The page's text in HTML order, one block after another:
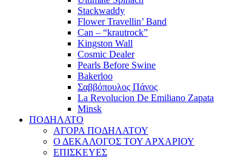
Stackwaddy
Flower Travellin’ Band
Can – “krautrock”
Kingston Wall
Cosmic Dealer
Pearls Before Swine
Bakerloo
Σαββόπουλος Πάνος
La Revolucion De Emiliano Zapata
Minsk
ΠΟΔΗΛΑΤΟ
ΑΓΟΡΑ ΠΟΔΗΛΑΤΟΥ
Ο ΔΕΚΑΛΟΓΟΣ ΤΟΥ ΑΡΧΑΡΙΟΥ
ΕΠΙΣΚΕΥΕΣ